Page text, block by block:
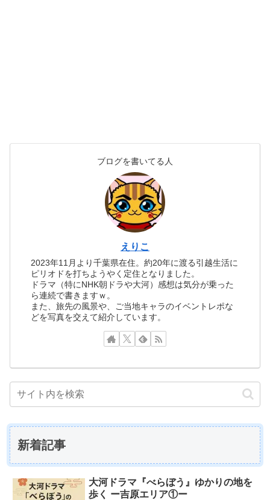
ブログを書いてる人
えりこ
2023年11月より千葉県在住。約20年に渡る引越生活に
ピリオドを打ちようやく定住となりました。
ドラマ（特にNHK朝ドラや大河）感想は気分が乗った
ら連続で書きますｗ。
また、旅先の風景や、ご当地キャラのイベントレポな
どを写真を交えて紹介しています。
新着記事
大河ドラマ『べらぼう』ゆかりの地を
歩く ー吉原エリア①ー